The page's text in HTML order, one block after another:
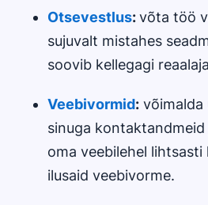
Otsevestlus:võta töö
sujuvalt mistahes
soovib kellegagi
Veebivormid: võimalda
sinuga
oma veebilehel
ilusaid veebivorme.